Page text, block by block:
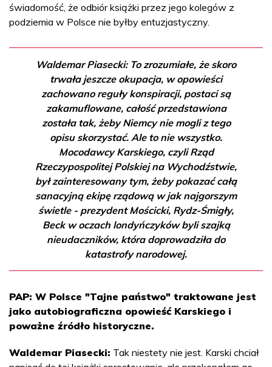
świadomość, że odbiór książki przez jego kolegów z
podziemia w Polsce nie byłby entuzjastyczny.
Waldemar Piasecki: To zrozumiałe, że skoro
trwała jeszcze okupacja, w opowieści
zachowano reguły konspiracji, postaci są
zakamuflowane, całość przedstawiona
została tak, żeby Niemcy nie mogli z tego
opisu skorzystać. Ale to nie wszystko.
Mocodawcy Karskiego, czyli Rząd
Rzeczypospolitej Polskiej na Wychodźstwie,
był zainteresowany tym, żeby pokazać całą
sanacyjną ekipę rządową w jak najgorszym
świetle - prezydent Mościcki, Rydz-Śmigły,
Beck w oczach londyńczyków byli szajką
nieudaczników, która doprowadziła do
katastrofy narodowej.
PAP: W Polsce "Tajne państwo" traktowane jest
jako autobiograficzna opowieść Karskiego i
poważne źródło historyczne.
Waldemar Piasecki: Tak niestety nie jest. Karski chciał